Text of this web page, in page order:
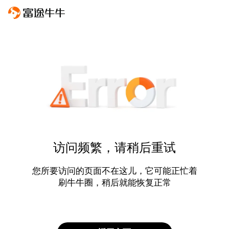
访问频繁，请稍后重试
您所要访问的页面不在这儿，它可能正忙着
刷牛牛圈，稍后就能恢复正常